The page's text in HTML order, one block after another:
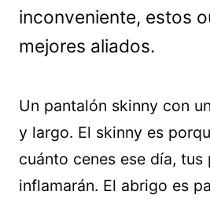
inconveniente, estos
mejores aliados.
Un pantalón skinny con
y largo. El skinny es
cuánto cenes ese día, tus
inflamarán. El abrigo es